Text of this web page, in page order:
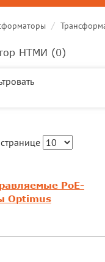
НТМИ (0)
PoE-
Optimus